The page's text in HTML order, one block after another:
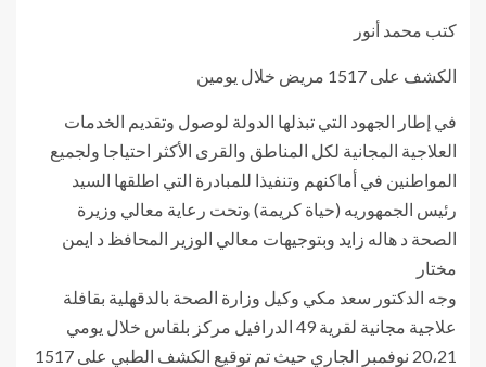
كتب محمد أنور
الكشف على 1517 مريض خلال يومين
في إطار الجهود التي تبذلها الدولة لوصول وتقديم الخدمات
العلاجية المجانية لكل المناطق والقرى الأكثر احتياجا ولجميع
المواطنين في أماكنهم وتنفيذا للمبادرة التي اطلقها السيد
رئيس الجمهوريه (حياة كريمة) وتحت رعاية معالي وزيرة
الصحة د هاله زايد وبتوجيهات معالي الوزير المحافظ د ايمن
مختار
وجه الدكتور سعد مكي وكيل وزارة الصحة بالدقهلية بقافلة
علاجية مجانية لقرية 49 الدرافيل مركز بلقاس خلال يومي
20،21 نوفمبر الجاري حيث تم توقيع الكشف الطبي على 1517